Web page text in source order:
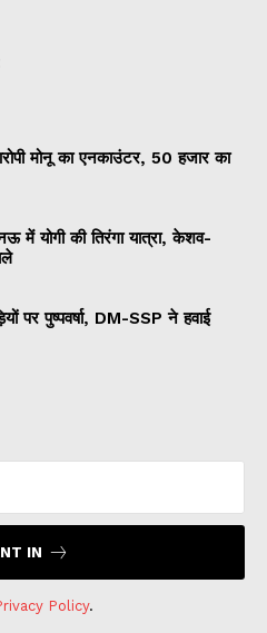
मोनू का एनकाउंटर, 50 हजार का
में योगी की तिरंगा यात्रा, केशव-
पर पुष्पवर्षा, DM-SSP ने हवाई
IN
Policy.